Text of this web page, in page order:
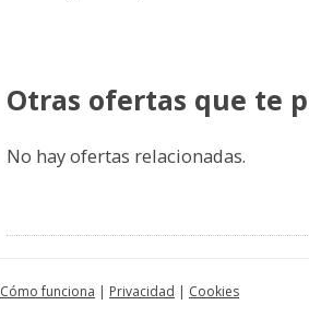
Otras ofertas que te
No hay ofertas relacionadas.
Cómo funciona | Privacidad | Cookies